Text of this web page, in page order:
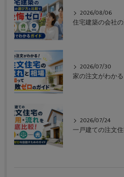
2026/08/06
2026/07/30
2026/07/24